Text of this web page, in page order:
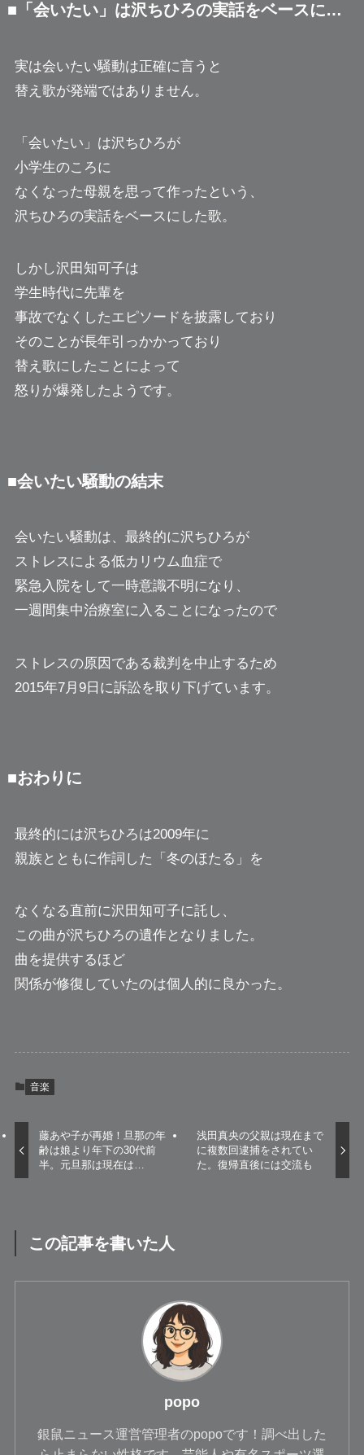
■「会いたい」は沢ちひろの実話をベースに…
実は会いたい騒動は正確に言うと
替え歌が発端ではありません。
「会いたい」は沢ちひろが
小学生のころに
なくなった母親を思って作ったという、
沢ちひろの実話をベースにした歌。
しかし沢田知可子は
学生時代に先輩を
事故でなくしたエピソードを披露しており
そのことが長年引っかかっており
替え歌にしたことによって
怒りが爆発したようです。
■会いたい騒動の結末
会いたい騒動は、最終的に沢ちひろが
ストレスによる低カリウム血症で
緊急入院をして一時意識不明になり、
一週間集中治療室に入ることになったので
ストレスの原因である裁判を中止するため
2015年7月9日に訴訟を取り下げています。
■おわりに
最終的には沢ちひろは2009年に
親族とともに作詞した「冬のほたる」を
なくなる直前に沢田知可子に託し、
この曲が沢ちひろの遺作となりました。
曲を提供するほど
関係が修復していたのは個人的に良かった。
音楽
藤あや子が再婚！旦那の年
齢は娘より年下の30代前
半。元旦那は現在は…
浅田真央の父親は現在まで
に複数回逮捕をされてい
た。復帰直後には交流も
この記事を書いた人
popo
銀鼠ニュース運営管理者のpopoです！調べ出した